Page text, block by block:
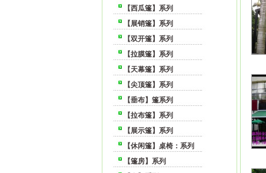
【西瓜篷】系列
【展销篷】系列
【双开篷】系列
【拉膜篷】系列
【天幕篷】系列
【尖顶篷】系列
【垂布】篷系列
【拉布篷】系列
【展示篷】系列
【休闲篷】桌椅：系列
【篷房】系列